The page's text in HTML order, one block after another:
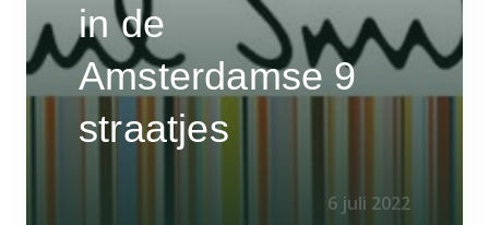
in de
Amsterdamse 9
straatjes
6 juli 2022